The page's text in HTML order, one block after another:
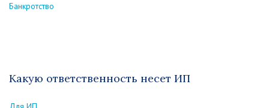
Банкротство
Какую ответственность несет ИП